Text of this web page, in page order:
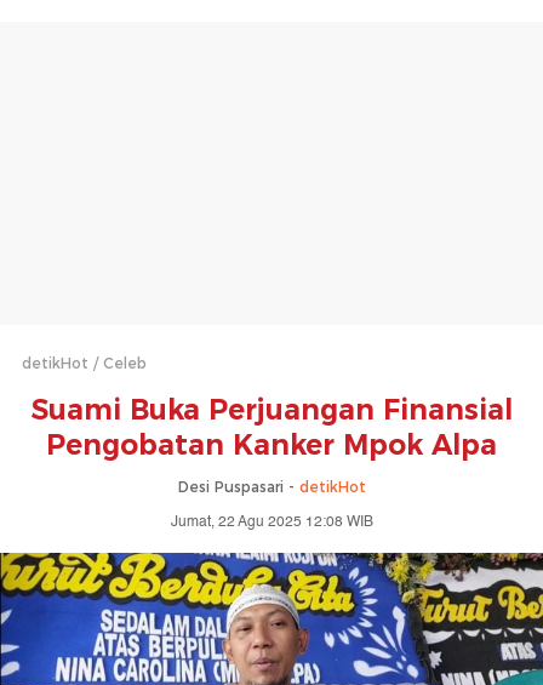
detikHot Celeb
Suami Buka Perjuangan Finansial
Pengobatan Kanker Mpok Alpa
Desi Puspasari - detikHot
Jumat, 22 Agu 2025 12:08 WIB